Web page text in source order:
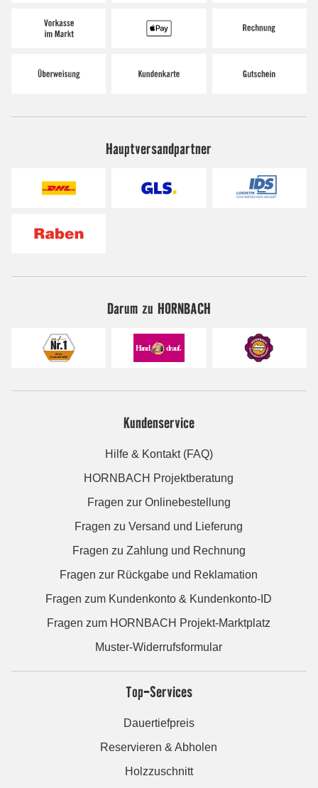
Hauptversandpartner
Darum zu HORNBACH
Kundenservice
Hilfe & Kontakt (FAQ)
HORNBACH Projektberatung
Fragen zur Onlinebestellung
Fragen zu Versand und Lieferung
Fragen zu Zahlung und Rechnung
Fragen zur Rückgabe und Reklamation
Fragen zum Kundenkonto & Kundenkonto-ID
Fragen zum HORNBACH Projekt-Marktplatz
Muster-Widerrufsformular
Top-Services
Dauertiefpreis
Reservieren & Abholen
Holzzuschnitt